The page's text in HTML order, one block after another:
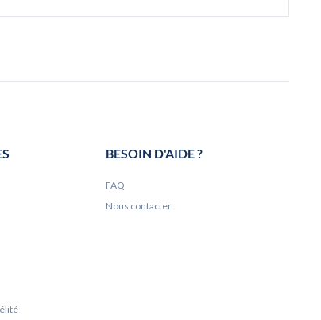
BESOIN D'AIDE ?
FAQ
Nous contacter